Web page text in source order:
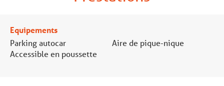
Equipements
Parking autocar
Accessible en poussette
Aire de pique-nique